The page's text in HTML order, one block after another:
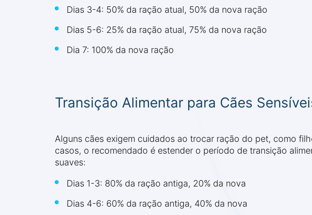
Dias 3-4: 50% da ração atual, 50% da nova ração
Dias 5-6: 25% da ração atual, 75% da nova ração
Dia 7: 100% da nova ração
Transição Alimentar para Cães
Alguns cães exigem cuidados ao trocar ração do pet, como
casos, o recomendado é estender o período de transição
suaves:
Dias 1-3: 80% da ração antiga, 20% da nova
Dias 4-6: 60% da ração antiga, 40% da nova